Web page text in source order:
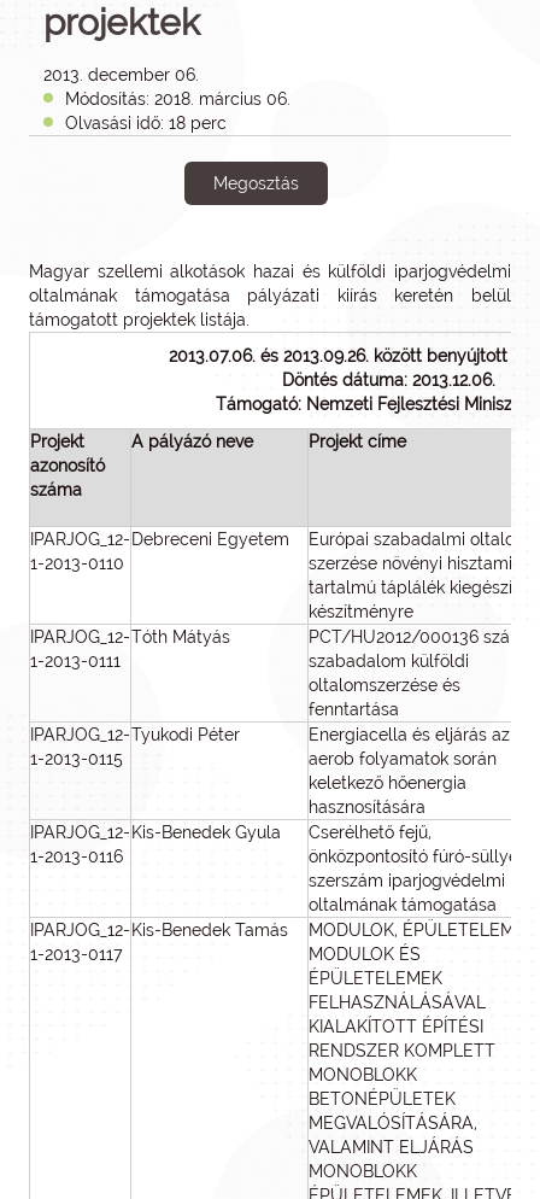
projektek
2013. december 06.
Módosítás: 2018. március 06.
Olvasási idő: 18 perc
Megosztás
Magyar szellemi alkotások hazai és külföldi iparjogvédelmi
oltalmának támogatása pályázati kiírás keretén belül
támogatott projektek listája.
2013.07.06. és 2013.09.26. között benyújtott
Döntés dátuma: 2013.12.06.
Támogató: Nemzeti Fejlesztési
Projekt
azonosító
száma
A pályázó neve Projekt címe
IPARJOG_12-
1-2013-0110
Debreceni Egyetem
Európai szabadalmi oltalom
szerzése növényi hisztamináz
tartalmú táplálék kiegészítő
készítményre
IPARJOG_12-
1-2013-0111
Tóth Mátyás
PCT/HU2012/000136 számú
szabadalom külföldi
oltalomszerzése és
fenntartása
IPARJOG_12-
1-2013-0115
Tyukodi Péter
Energiacella és eljárás az
aerob folyamatok során
keletkező hőenergia
hasznosítására
IPARJOG_12-
1-2013-0116
Kis-Benedek Gyula
Cserélhető fejű,
önközpontosító fúró-
szerszám iparjogvédelmi
oltalmának támogatása
IPARJOG_12-
1-2013-0117
Kis-Benedek Tamás
MODULOK, ÉPÜLETELEM
MODULOK ÉS
ÉPÜLETELEMEK
FELHASZNÁLÁSÁVAL
KIALAKÍTOTT ÉPÍTÉSI
RENDSZER KOMPLETT
MONOBLOKK
BETONÉPÜLETEK
MEGVALÓSÍTÁSÁRA,
VALAMINT ELJÁRÁS
MONOBLOKK